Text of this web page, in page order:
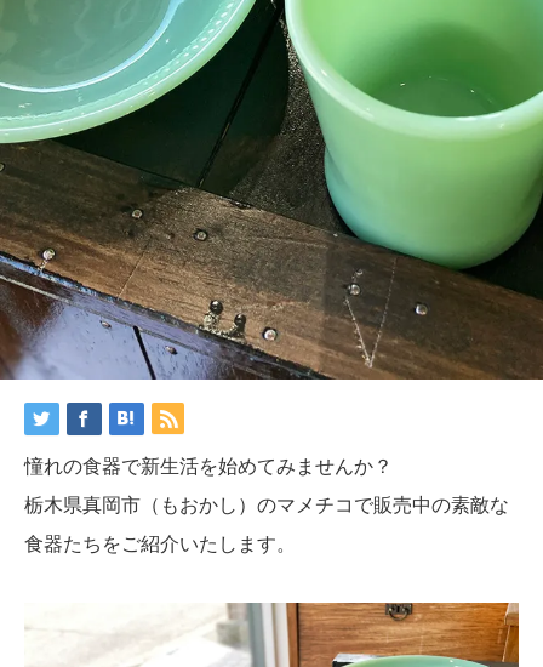
憧れの食器で新生活を始めてみませんか？
栃木県真岡市（もおかし）のマメチコで販売中の素敵な
食器たちをご紹介いたします。